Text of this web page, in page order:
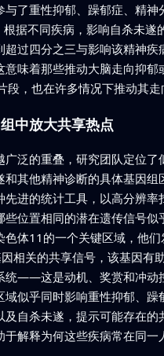
与了重性抑郁、躁郁症、精神
据不同疾病，影响自杀未遂
超过四分之三与影响该精神疾
意味着那些推动大脑走向抑郁
段，也在许多情况下推动其走
中放大共享热点
广泛的重叠，研究团队定位了
和其他精神诊断的具体基因组
先进的统计工具，以高分辨率
些位置相同的潜在遗传信号似
色体11的一个关键区域，他
相关的共享信号，该基因有
统——这是动机、奖赏和冲动
域似乎同时影响重性抑郁、躁
及自杀未遂，提示可能存在的
于解释为何这些疾病常在同一